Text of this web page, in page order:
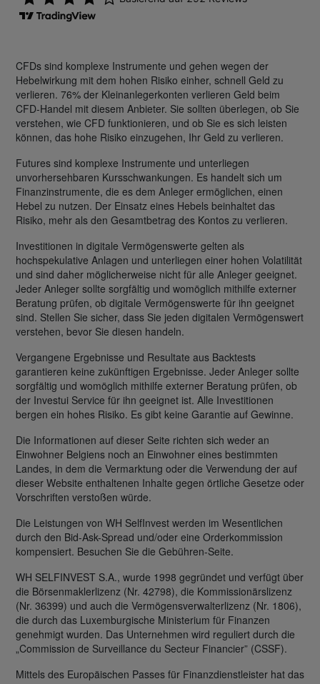
CFDs sind komplexe Instrumente und gehen wegen der
Hebelwirkung mit dem hohen Risiko einher, schnell Geld zu
verlieren. 76% der Kleinanlegerkonten verlieren Geld beim
CFD-Handel mit diesem Anbieter. Sie sollten überlegen, ob Sie
verstehen, wie CFD funktionieren, und ob Sie es sich leisten
können, das hohe Risiko einzugehen, Ihr Geld zu verlieren.
Futures sind komplexe Instrumente und unterliegen
unvorhersehbaren Kursschwankungen. Es handelt sich um
Finanzinstrumente, die es dem Anleger ermöglichen, einen
Hebel zu nutzen. Der Einsatz eines Hebels beinhaltet das
Risiko, mehr als den Gesamtbetrag des Kontos zu verlieren.
Investitionen in digitale Vermögenswerte gelten als
hochspekulative Anlagen und unterliegen einer hohen Volatilität
und sind daher möglicherweise nicht für alle Anleger geeignet.
Jeder Anleger sollte sorgfältig und womöglich mithilfe externer
Beratung prüfen, ob digitale Vermögenswerte für ihn geeignet
sind. Stellen Sie sicher, dass Sie jeden digitalen Vermögenswert
verstehen, bevor Sie diesen handeln.
Vergangene Ergebnisse und Resultate aus Backtests
garantieren keine zukünftigen Ergebnisse. Jeder Anleger sollte
sorgfältig und womöglich mithilfe externer Beratung prüfen, ob
der Investui Service für ihn geeignet ist. Alle Investitionen
bergen ein hohes Risiko. Es gibt keine Garantie auf Gewinne.
Die Informationen auf dieser Seite richten sich weder an
Einwohner Belgiens noch an Einwohner eines bestimmten
Landes, in dem die Vermarktung oder die Verwendung der auf
dieser Website enthaltenen Inhalte gegen örtliche Gesetze oder
Vorschriften verstoßen würde.
Die Leistungen von WH SelfInvest werden im Wesentlichen
durch den Bid-Ask-Spread und/oder eine Orderkommission
kompensiert. Besuchen Sie die Gebühren-Seite.
WH SELFINVEST S.A., wurde 1998 gegründet und verfügt über
die Börsenmaklerlizenz (Nr. 42798), die Kommissionärslizenz
(Nr. 36399) und auch die Vermögensverwalterlizenz (Nr. 1806),
die durch das Luxemburgische Ministerium für Finanzen
genehmigt wurden. Das Unternehmen wird reguliert durch die
„Commission de Surveillance du Secteur Financier” (CSSF).
Mittels des Europäischen Passes für Finanzdienstleister hat das